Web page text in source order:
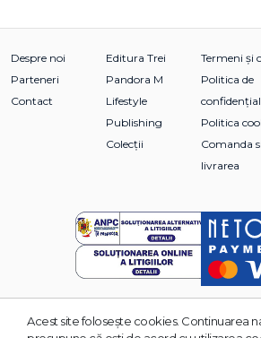
Despre noi
Parteneri
Contact
Editura Trei
Pandora M
Lifestyle
Publishing
Colecții
Termeni și
Politica de
Politica
Comanda si
livrarea
© 2026 Grupul Editorial TREI. Toate
Acest site foloseşte cookies. Continuarea